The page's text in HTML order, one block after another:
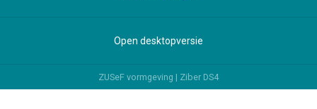
Open desktopversie
ZUSeF vormgeving | Ziber DS4